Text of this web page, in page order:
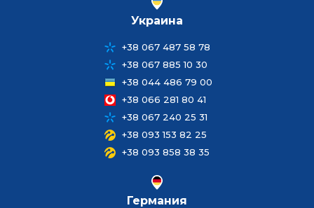
Украина
+38 067 487 58 78
+38 067 885 10 30
+38 044 486 79 00
+38 066 281 80 41
+38 067 240 25 31
+38 093 153 82 25
+38 093 858 38 35
Германия